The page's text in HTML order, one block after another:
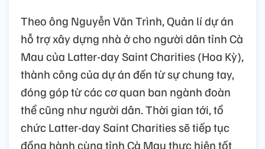
Theo ông Nguyễn Văn Trình, Quản lí dự án
hỗ trợ xây dựng nhà ở cho người dân tỉnh Cà
Mau của Latter-day Saint Charities (Hoa Kỳ),
thành công của dự án đến từ sự chung tay,
đóng góp từ các cơ quan ban ngành đoàn
thể cũng như người dân. Thời gian tới, tổ
chức Latter-day Saint Charities sẽ tiếp tục
đồng hành cùng tỉnh Cà Mau thực hiện tốt